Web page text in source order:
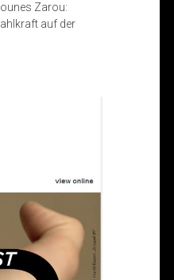
Zarou:
auf der